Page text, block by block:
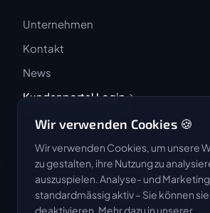
Unternehmen
Kontakt
News
Kundenportal Login
4.9 / 5
★★★★★
Wir verwenden Cookies 🍪
Wir verwenden Cookies, um unsere
zu gestalten, ihre Nutzung zu
auszuspielen. Analyse- und
standardmässig aktiv – Sie können
deaktivieren. Mehr dazu in unserer